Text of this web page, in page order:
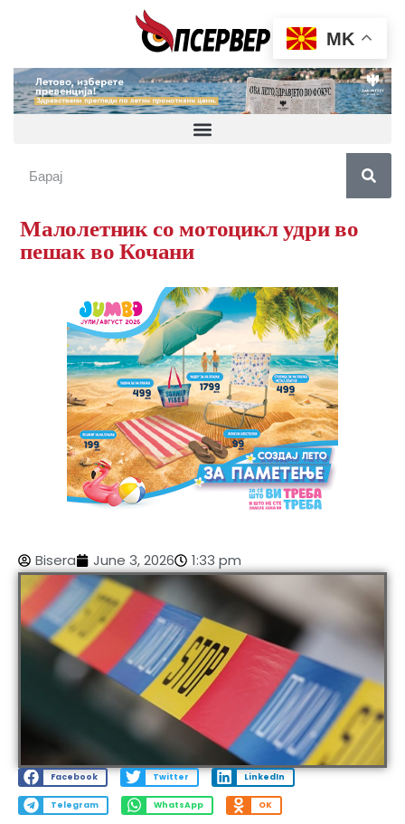
Малолетник со мотоцикл удри во
пешак во Кочани
Bisera June 3, 2026 1:33 pm
Facebook Twitter LinkedIn
Telegram WhatsApp OK
MK